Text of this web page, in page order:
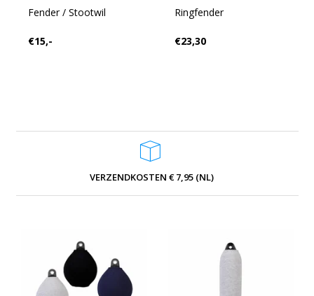
Fender / Stootwil
€15,-
Ringfender
€23,30
VERZENDKOSTEN € 7,95 (NL)